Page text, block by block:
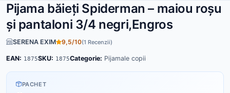
Pijama băieți Spiderman – maiou roșu
și pantaloni 3/4 negri,Engros
SERENA EXIM 9,5/10(1 Recenzii)
EAN: 1875SKU: 1875Categorie: Pijamale copii
PACHET